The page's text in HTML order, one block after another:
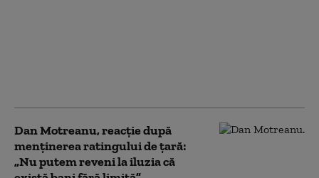
Dan Motreanu, reacție după
menținerea ratingului de țară:
„Nu putem reveni la iluzia că